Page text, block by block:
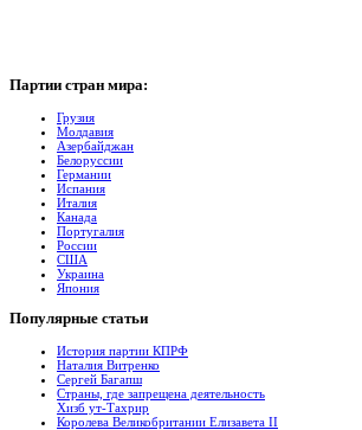
Партии стран мира:
Грузия
Молдавия
Азербайджан
Белоруссии
Германии
Испания
Италия
Канада
Португалия
России
США
Украина
Япония
Популярные cтатьи
История партии КПРФ
Наталия Витренко
Сергей Багапш
Страны, где запрещена деятельность
Хизб ут-Тахрир
Королева Великобритании Елизавета II